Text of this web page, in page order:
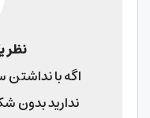
نظر
اگه با
ندارید بدون